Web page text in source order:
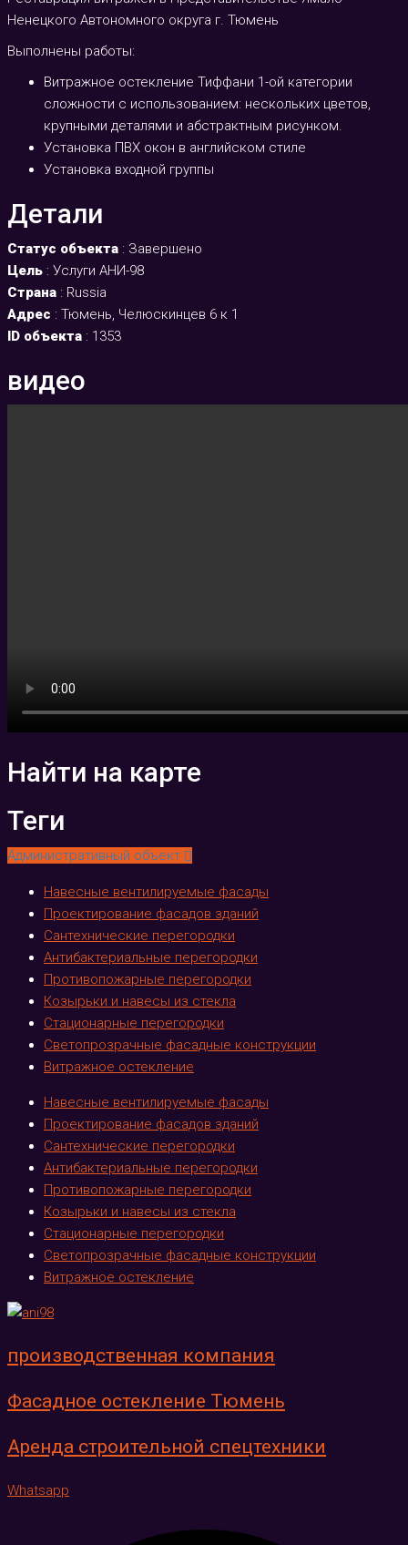
Ненецкого Автономного округа г. Тюмень
Выполнены работы:
Витражное остекление Тиффани 1-ой категории
сложности с использованием: нескольких цветов,
крупными деталями и абстрактным рисунком.
Установка ПВХ окон в английском стиле
Установка входной группы
Детали
Статус объекта : Завершено
Цель : Услуги АНИ-98
Страна : Russia
Адрес : Тюмень, Челюскинцев 6 к 1
ID объекта : 1353
видео
Найти на карте
Теги
Административный объект
Навесные вентилируемые фасады
Проектирование фасадов зданий
Сантехнические перегородки
Антибактериальные перегородки
Противопожарные перегородки
Козырьки и навесы из стекла
Стационарные перегородки
Светопрозрачные фасадные конструкции
Витражное остекление
Навесные вентилируемые фасады
Проектирование фасадов зданий
Сантехнические перегородки
Антибактериальные перегородки
Противопожарные перегородки
Козырьки и навесы из стекла
Стационарные перегородки
Светопрозрачные фасадные конструкции
Витражное остекление
производственная компания
Фасадное остекление Тюмень
Аренда строительной спецтехники
Whatsapp